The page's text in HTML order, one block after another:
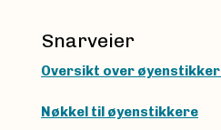
Snarveier
Oversikt over
Nøkkel til øyenstikkere